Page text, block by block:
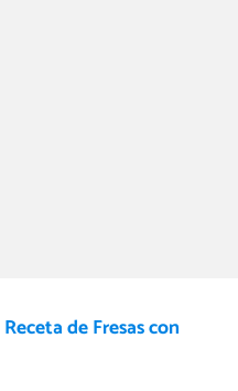
Receta de Fresas con